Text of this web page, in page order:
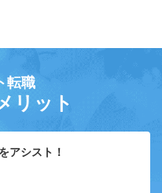
転職
リット
アシスト！